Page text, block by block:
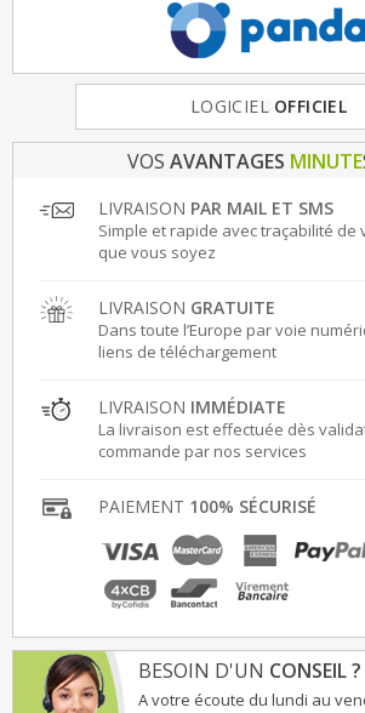
LOGICIEL OFFICIEL
FRANCE & EUROPE
VOS AVANTAGES MINUTE
LIVRAISON PAR MAIL ET SMS
Simple et rapide avec traçabilité de
que vous soyez
LIVRAISON GRATUITE
Dans toute l’Europe par voie
liens de téléchargement
LIVRAISON IMMÉDIATE
La livraison est effectuée dès
commande par nos services
PAIEMENT 100% SÉCURISÉ
BESOIN D'UN CONSEIL ?
A votre écoute du lundi au